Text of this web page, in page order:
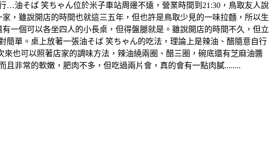
…油そば 笑ちゃん位於米子車站周邊不遠，營業時間到21:30，鳥取友人說
，雖說開店的時間也就這三五年，但也許是鳥取少見的一味拉麵，所以生
一個可以各坐四人的小長桌，但得盤腿就是。雖說開店的時間不久，但立
單。桌上放著一張油そば 笑ちゃん的吃法，理論上是辣油、醋隨意自行
也可以照著店家的調味方法，辣油繞兩圈、醋三圈，碗底還有芝麻油醬
非常的軟嫩，肥肉不多，但吃過兩片會，真的會有一點肉膩........